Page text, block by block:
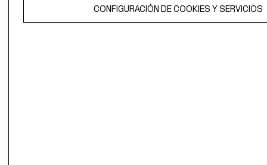
El contenido de esta página web está protegido por copyright y es
propiedad de H&M Hennes & Mauritz AB.
CONFIGURACIÓN DE COOKIES Y SERVICIOS